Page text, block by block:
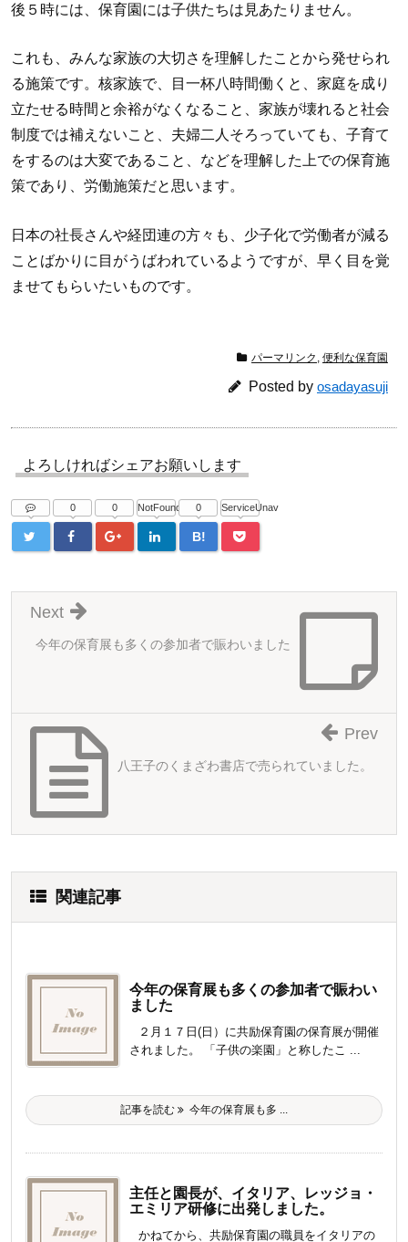
後５時には、保育園には子供たちは見あたりません。
これも、みんな家族の大切さを理解したことから発せられ
る施策です。核家族で、目一杯八時間働くと、家庭を成り
立たせる時間と余裕がなくなること、家族が壊れると社会
制度では補えないこと、夫婦二人そろっていても、子育て
をするのは大変であること、などを理解した上での保育施
策であり、労働施策だと思います。
日本の社長さんや経団連の方々も、少子化で労働者が減る
ことばかりに目がうばわれているようですが、早く目を覚
ませてもらいたいものです。
パーマリンク 便利な保育園
Posted by osadayasuji
よろしければシェアお願いします
0 0 NotFound
B!
0 ServiceUnav
今年の保育展も多くの参加者で賑わいました
Next
八王子のくまざわ書店で売られていました。
Prev
関連記事
今年の保育展も多くの参加者で賑わい
ました
２月１７日(日）に共励保育園の保育展が開催
されました。 「子供の楽園」と称したこ ...
記事を読む 今年の保育展も多 ...
主任と園長が、イタリア、レッジョ・
エミリア研修に出発しました。
かねてから、共励保育園の職員をイタリアの